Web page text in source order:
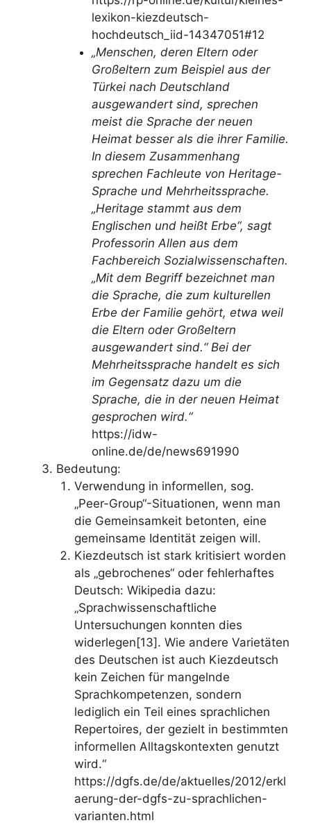
lexikon-kiezdeutsch-
hochdeutsch_iid-14347051#12
„Menschen, deren Eltern oder
Großeltern zum Beispiel aus der
Türkei nach Deutschland
ausgewandert sind, sprechen
meist die Sprache der neuen
Heimat besser als die ihrer Familie.
In diesem Zusammenhang
sprechen Fachleute von Heritage-
Sprache und Mehrheitssprache.
„Heritage stammt aus dem
Englischen und heißt Erbe“, sagt
Professorin Allen aus dem
Fachbereich Sozialwissenschaften.
„Mit dem Begriff bezeichnet man
die Sprache, die zum kulturellen
Erbe der Familie gehört, etwa weil
die Eltern oder Großeltern
ausgewandert sind.“ Bei der
Mehrheitssprache handelt es sich
im Gegensatz dazu um die
Sprache, die in der neuen Heimat
gesprochen wird.“
https://idw-
online.de/de/news691990
Bedeutung:
Verwendung in informellen, sog.
„Peer-Group“-Situationen, wenn man
die Gemeinsamkeit betonten, eine
gemeinsame Identität zeigen will.
Kiezdeutsch ist stark kritisiert worden
als „gebrochenes“ oder fehlerhaftes
Deutsch: Wikipedia dazu:
„Sprachwissenschaftliche
Untersuchungen konnten dies
widerlegen[13]. Wie andere Varietäten
des Deutschen ist auch Kiezdeutsch
kein Zeichen für mangelnde
Sprachkompetenzen, sondern
lediglich ein Teil eines sprachlichen
Repertoires, der gezielt in bestimmten
informellen Alltagskontexten genutzt
wird.“
https://dgfs.de/de/aktuelles/2012/erkl
aerung-der-dgfs-zu-sprachlichen-
varianten.html